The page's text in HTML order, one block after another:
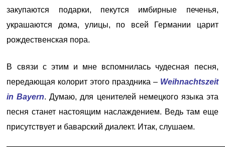
закупаются подарки, пекутся имбирные печенья,
украшаются дома, улицы, по всей Германии царит
рождественская пора.
В связи с этим и мне вспомнилась чудесная песня,
передающая колорит этого праздника – Weihnachtszeit
in Bayern. Думаю, для ценителей немецкого языка эта
песня станет настоящим наслаждением. Ведь там еще
присутствует и баварский диалект. Итак, слушаем.